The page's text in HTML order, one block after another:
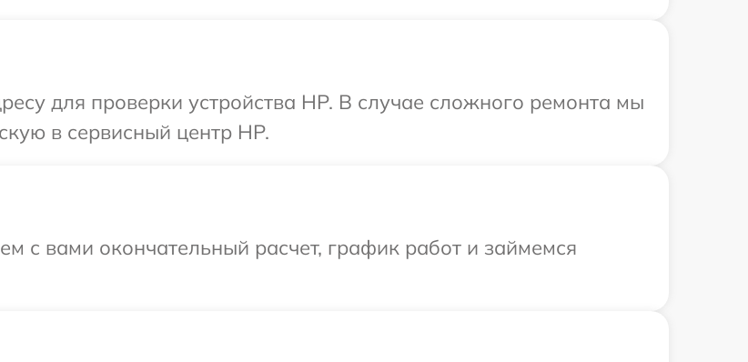
для проверки устройства HP. В случае сложного ремонта мы
в сервисный центр HP.
с вами окончательный расчет, график работ и займемся